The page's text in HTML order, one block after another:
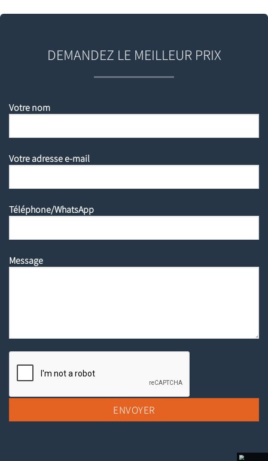
DEMANDEZ LE MEILLEUR PRIX
Votre nom
Votre adresse e-mail
Téléphone/WhatsApp
Message